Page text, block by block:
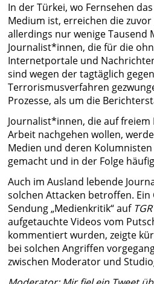
In der Türkei, wo Fernsehen
Medium ist, erreichen die
allerdings nur wenige Tausend
Journalist*innen, die für die
Internetportale und
sind wegen der tagtäglich
Terrorismusverfahren
Prozesse, als um die
Journalist*innen, die auf
Arbeit nachgehen wollen,
Medien und deren
gemacht und in der Folge
Auch im Ausland lebende
solchen Attacken betroffen.
Sendung „Medienkritik“ auf
aufgetauchte Videos vom
kommentiert wurden, zeigte
bei solchen Angriffen
zwischen Moderator und